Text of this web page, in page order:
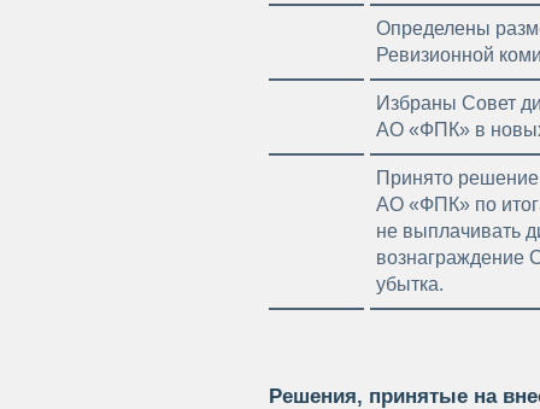
Определены
Ревизионной
Избраны Совет
АО «ФПК» в
Принято
АО «ФПК» по
не выплачивать
вознаграждение
убытка.
Решения, принятые на